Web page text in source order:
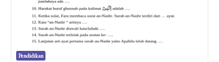
Pendidikan